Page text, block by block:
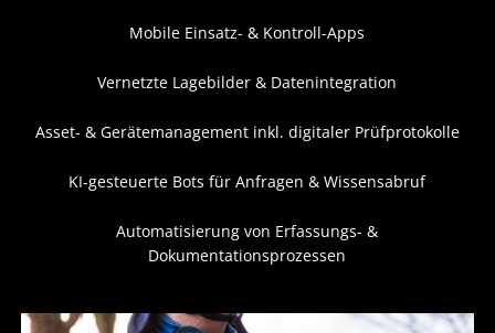
Mobile Einsatz- & Kontroll-Apps
Vernetzte Lagebilder & Datenintegration
Asset- & Gerätemanagement inkl. digitaler Prüfprotokolle
KI-gesteuerte Bots für Anfragen & Wissensabruf
Automatisierung von Erfassungs- &
Dokumentationsprozessen